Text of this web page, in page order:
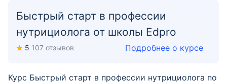
Быстрый старт в профессии
нутрициолога от школы Edpro
5 107 отзывов Подробнее о курсе
Курс Быстрый старт в профессии нутрициолога по